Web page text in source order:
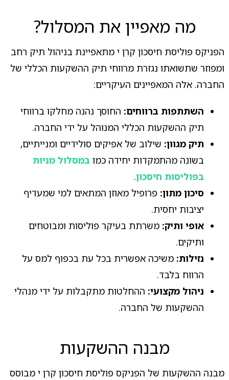
מה מאפיין את המסלול?
הפניקס פוליסת חיסכון קרן י מתאפיינת בניהול תיק רחב
ומפוזר שתשואתו נגזרת מרווחי תיק ההשקעות הכללי של
החברה. אלה המאפיינים העיקריים:
השתתפות ברווחים: החוסך נהנה מחלקו ברווחי
תיק ההשקעות הכללי המנוהל על ידי החברה.
תיק מגוון: שילוב של אפיקים סולידיים ומנייתיים,
בשונה מהתמקדות יחידה כמו במסלול מניות
בפוליסות חיסכון.
סיכון מתון: פרופיל מאוזן המתאים למי שמעדיף
יציבות יחסית.
אופי ותיק: משרתת בעיקר פוליסות ומבוטחים
ותיקים.
נזילות: משיכה אפשרית בכל עת בכפוף למס על
הרווח בלבד.
ניהול מקצועי: ההחלטות מתקבלות על ידי מנהלי
ההשקעות של החברה.
מבנה ההשקעות
מבנה ההשקעות של הפניקס פוליסת חיסכון קרן י מבוסס